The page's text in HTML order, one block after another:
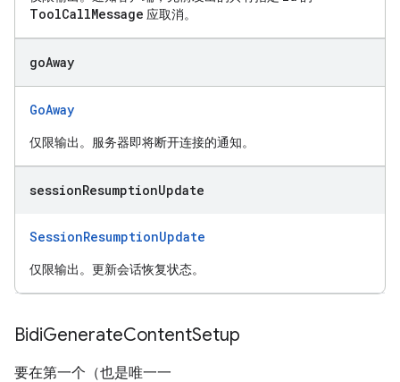
ToolCallMessage 应取消。
goAway
GoAway
仅限输出。服务器即将断开连接的通知。
sessionResumptionUpdate
SessionResumptionUpdate
仅限输出。更新会话恢复状态。
BidiGenerateContentSetup
要在第一个（也是唯一一